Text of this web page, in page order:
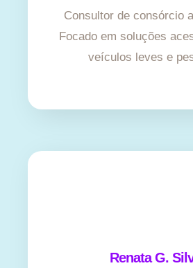
Consultor de consórcio
Focado em soluções
veículos leves e
Renata G.